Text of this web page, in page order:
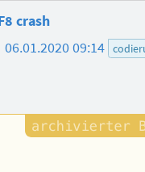
crash
06.01.2020 09:14